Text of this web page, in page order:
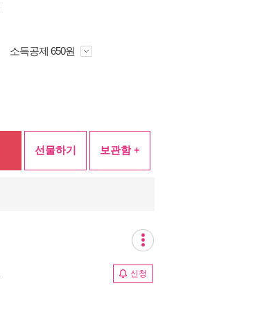
소득공제 650원
선물하기 보관함 +
신청